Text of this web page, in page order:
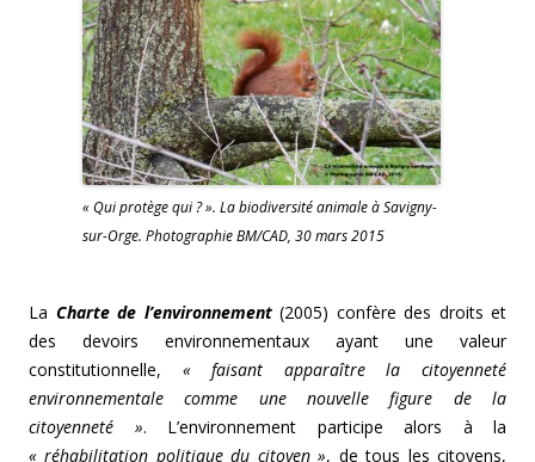
« Qui protège qui ? ». La biodiversité animale à Savigny-
sur-Orge. Photographie BM/CAD, 30 mars 2015
La Charte de l’environnement(2005) confère des droits et
des devoirs environnementaux ayant une valeur
constitutionnelle, « faisant apparaître la citoyenneté
environnementale comme une nouvelle figure de la
citoyenneté ». L’environnement participe alors à la
« réhabilitation politique du citoyen », de tous les citoyens,